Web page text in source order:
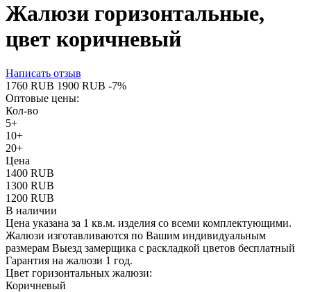
Жалюзи горизонтальные,
цвет коричневый
Написать отзыв
‍1760‍ RUB ‍1900‍ RUB -7%
Оптовые цены:
Кол-во
5+
10+
20+
Цена
1400 RUB
1300 RUB
1200 RUB
В наличии
Цена указана за 1 кв.м. изделия со всеми комплектующими.
Жалюзи изготавливаются по Вашим индивидуальным
размерам Выезд замерщика с раскладкой цветов бесплатный
Гарантия на жалюзи 1 год.
Цвет горизонтальных жалюзи:
Коричневый